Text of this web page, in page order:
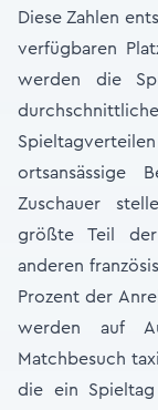
Diese Zahlen
verfügbaren
werden die
ortsansässige
Zuschauer
größte Teil
anderen
Prozent der
werden auf
Matchbesuch
die ein